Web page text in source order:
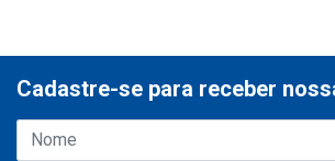
Cadastre-se para receber